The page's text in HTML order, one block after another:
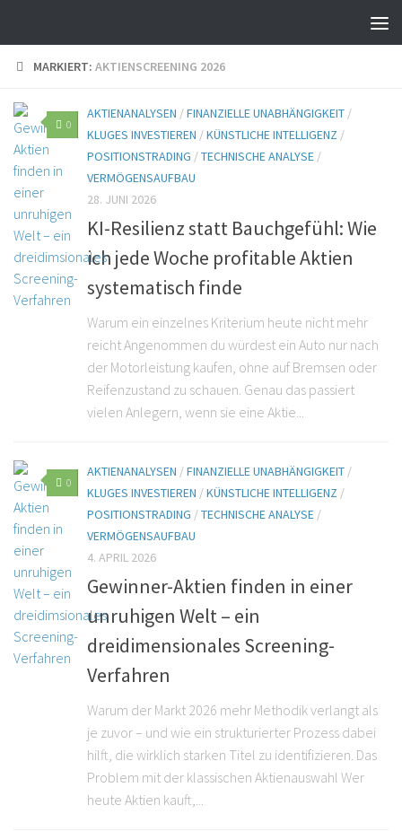
MARKIERT: AKTIENSCREENING 2026
0
AKTIENANALYSEN /FINANZIELLE UNABHÄNGIGKEIT /
KLUGES INVESTIEREN /KÜNSTLICHE INTELLIGENZ /
POSITIONSTRADING /TECHNISCHE ANALYSE /
VERMÖGENSAUFBAU
28. JUNI 2026
KI-Resilienz statt Bauchgefühl: Wie
ich jede Woche profitable Aktien
systematisch finde
Warum ein einzelnes Kriterium heute nicht mehr
reicht Angenommen du würdest ein Auto nur nach
der Motorleistung kaufen, ohne auf Bremsen oder
Reifenzustand zu schauen. Genau das passiert
vielen Anlegern, wenn sie eine Aktie...
0
AKTIENANALYSEN /FINANZIELLE UNABHÄNGIGKEIT /
KLUGES INVESTIEREN /KÜNSTLICHE INTELLIGENZ /
POSITIONSTRADING /TECHNISCHE ANALYSE /
VERMÖGENSAUFBAU
4. APRIL 2026
Gewinner-Aktien finden in einer
unruhigen Welt – ein
dreidimensionales Screening-
Verfahren
Warum der Markt 2026 mehr Methodik verlangt als
je zuvor – und wie ein strukturierter Prozess dabei
hilft, die wirklich starken Titel zu identifizieren. Das
Problem mit der klassischen Aktienauswahl Wer
heute Aktien kauft,...